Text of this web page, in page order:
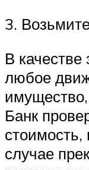
3.
В качестве
любое
Банк
стоимость,
случае